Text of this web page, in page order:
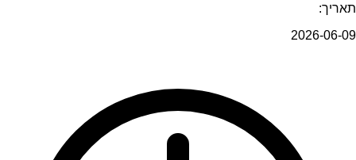
תאריך:
2026-06-09